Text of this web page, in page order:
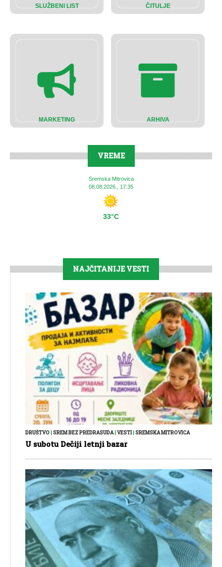
SLUŽBENI LIST ČITULJE
MARKETING ARHIVA
VREME
Sremska Mitrovica
08.08.2026., 17:35
33°C
NAJČITANIJE VESTI
DRUŠTVO|SREM BEZ PREDRASUDA|VESTI|SREMSKA MITROVICA
U subotu Dečiji letnji bazar